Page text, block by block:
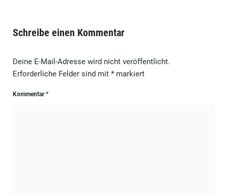
Schreibe einen Kommentar
Deine E-Mail-Adresse wird nicht veröffentlicht.
Erforderliche Felder sind mit *markiert
Kommentar*